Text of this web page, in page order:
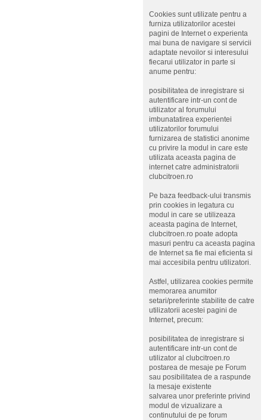
Cookies sunt utilizate pentru a
furniza utilizatorilor acestei
pagini de Internet o experienta
mai buna de navigare si servicii
adaptate nevoilor si interesului
fiecarui utilizator in parte si
anume pentru:
posibilitatea de inregistrare si
autentificare intr-un cont de
utilizator al forumului
imbunatatirea experientei
utilizatorilor forumului
furnizarea de statistici anonime
cu privire la modul in care este
utilizata aceasta pagina de
internet catre administratorii
clubcitroen.ro
Pe baza feedback-ului transmis
prin cookies in legatura cu
modul in care se utilizeaza
aceasta pagina de Internet,
clubcitroen.ro poate adopta
masuri pentru ca aceasta pagina
de Internet sa fie mai eficienta si
mai accesibila pentru utilizatori.
Astfel, utilizarea cookies permite
memorarea anumitor
setari/preferinte stabilite de catre
utilizatorii acestei pagini de
Internet, precum:
posibilitatea de inregistrare si
autentificare intr-un cont de
utilizator al clubcitroen.ro
postarea de mesaje pe Forum
sau posibilitatea de a raspunde
la mesaje existente
salvarea unor preferinte privind
modul de vizualizare a
continutului de pe forum